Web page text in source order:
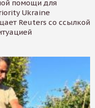
помощи для
Ukraine
Reuters со ссылкой